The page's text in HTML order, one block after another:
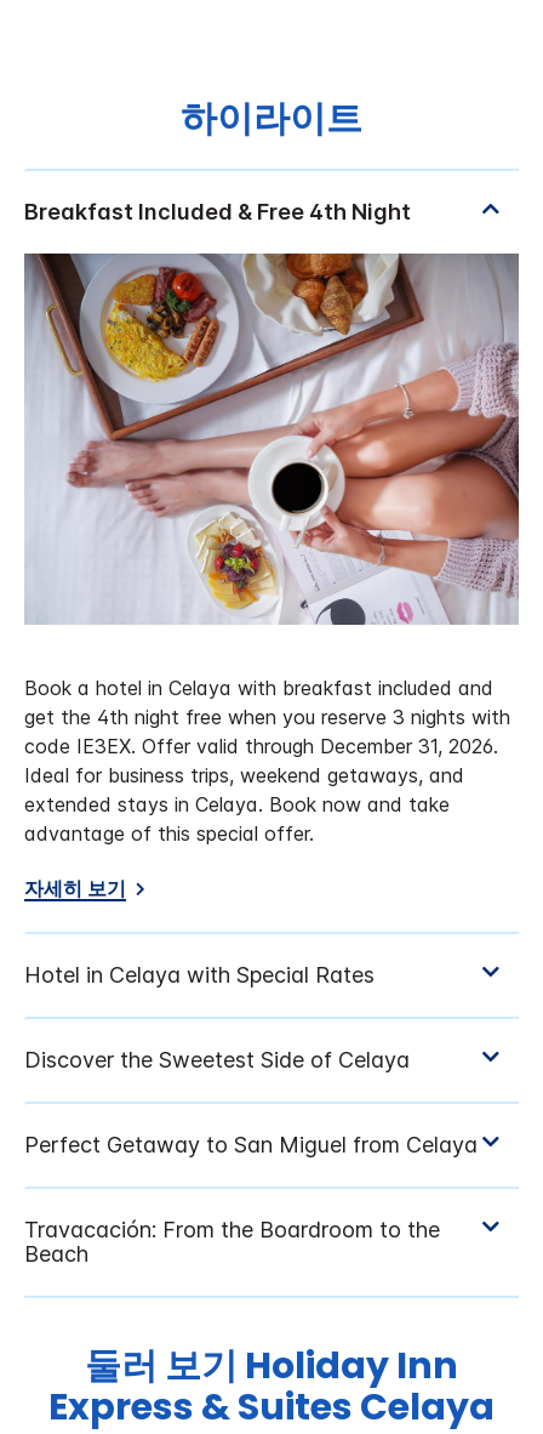
하이라이트
Book a hotel in Celaya with breakfast included and
get the 4th night free when you reserve 3 nights with
code IE3EX. Offer valid through December 31, 2026.
Ideal for business trips, weekend getaways, and
extended stays in Celaya. Book now and take
advantage of this special offer.
자세히 보기
둘러 보기 Holiday Inn
Express & SuitesCelaya